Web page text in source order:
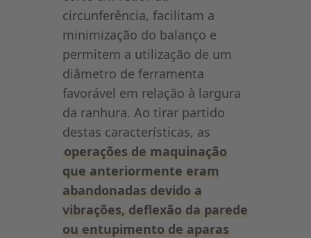
circunferência, facilitam a
minimização do balanço e
permitem a utilização de um
diâmetro de ferramenta
favorável em relação à largura
da ranhura. Ao tirar partido
destas características, as
operações de maquinação
que anteriormente eram
abandonadas devido a
vibrações, deflexão da parede
ou entupimento de aparas